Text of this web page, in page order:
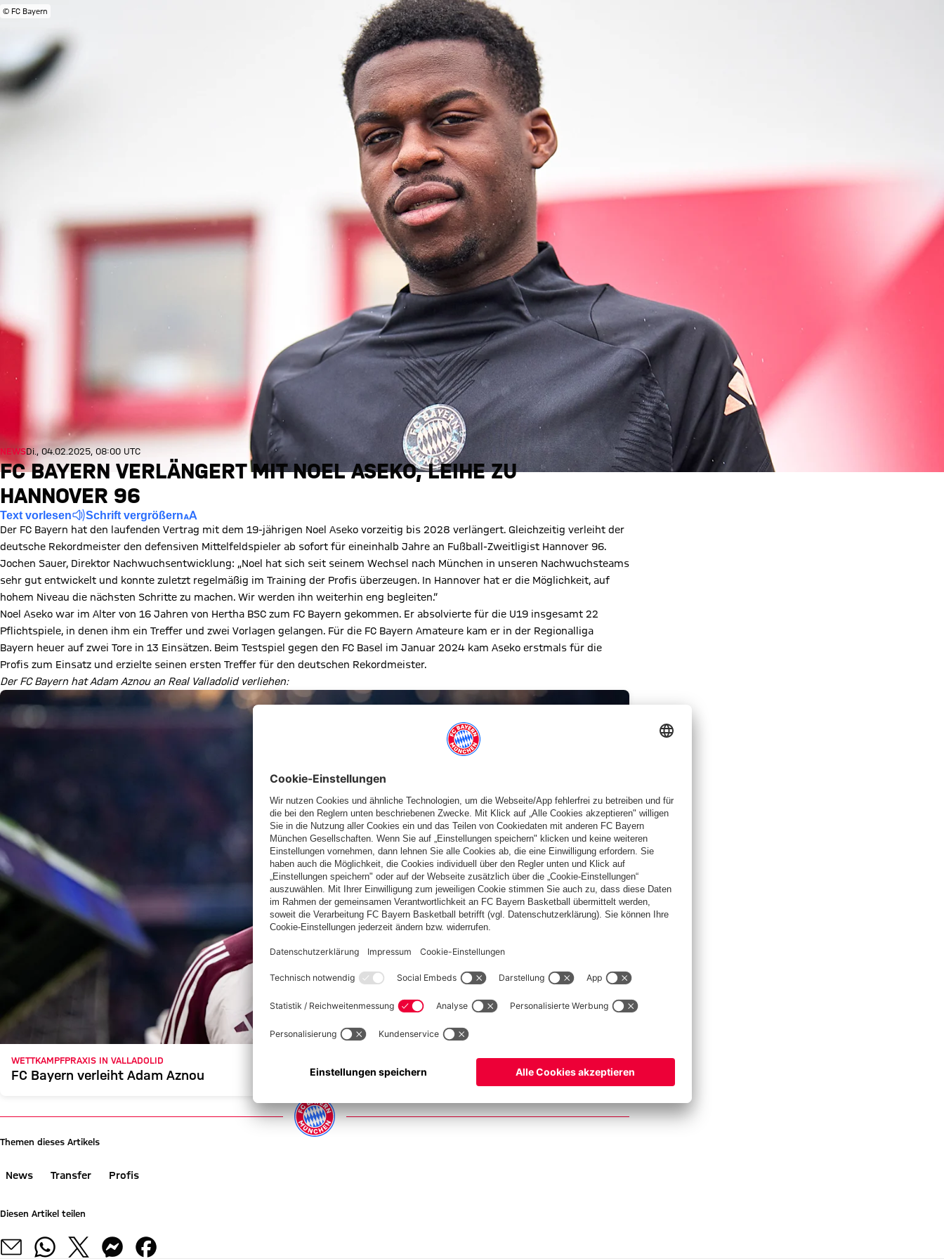
© FC Bayern
NEWSDi., 04.02.2025, 08:00 UTC
FC BAYERN VERLÄNGERT MIT NOEL ASEKO, LEIHE ZU
HANNOVER 96
Text vorlesen Schrift vergrößern
Der FC Bayern hat den laufenden Vertrag mit dem 19-jährigen Noel Aseko vorzeitig bis 2028 verlängert. Gleichzeitig verleiht der
deutsche Rekordmeister den defensiven Mittelfeldspieler ab sofort für eineinhalb Jahre an Fußball-Zweitligist Hannover 96.
Jochen Sauer, Direktor Nachwuchsentwicklung: „Noel hat sich seit seinem Wechsel nach München in unseren Nachwuchsteams
sehr gut entwickelt und konnte zuletzt regelmäßig im Training der Profis überzeugen. In Hannover hat er die Möglichkeit, auf
hohem Niveau die nächsten Schritte zu machen. Wir werden ihn weiterhin eng begleiten.“
Noel Aseko war im Alter von 16 Jahren von Hertha BSC zum FC Bayern gekommen. Er absolvierte für die U19 insgesamt 22
Pflichtspiele, in denen ihm ein Treffer und zwei Vorlagen gelangen. Für die FC Bayern Amateure kam er in der Regionalliga
Bayern heuer auf zwei Tore in 13 Einsätzen. Beim Testspiel gegen den FC Basel im Januar 2024 kam Aseko erstmals für die
Profis zum Einsatz und erzielte seinen ersten Treffer für den deutschen Rekordmeister.
Der FC Bayern hat Adam Aznou an Real Valladolid verliehen:
WETTKAMPFPRAXIS IN VALLADOLID
FC Bayern verleiht Adam Aznou
Themen dieses Artikels
News Transfer Profis
Diesen Artikel teilen